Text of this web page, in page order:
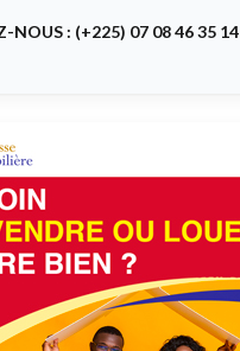
NOUS : (+225) 07 08 46 35 14